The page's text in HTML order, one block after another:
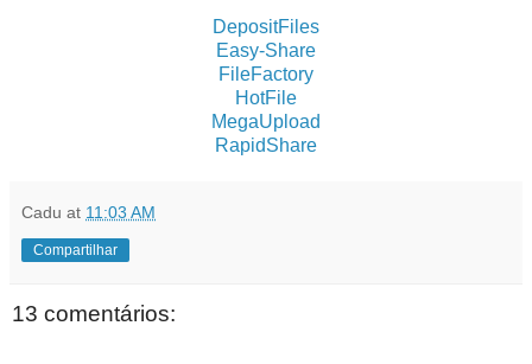
DepositFiles
Easy-Share
FileFactory
HotFile
MegaUpload
RapidShare
Cadu at 11:03 AM
Compartilhar
13 comentários: